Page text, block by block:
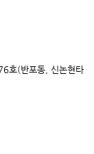
호(반포동, 신논현타